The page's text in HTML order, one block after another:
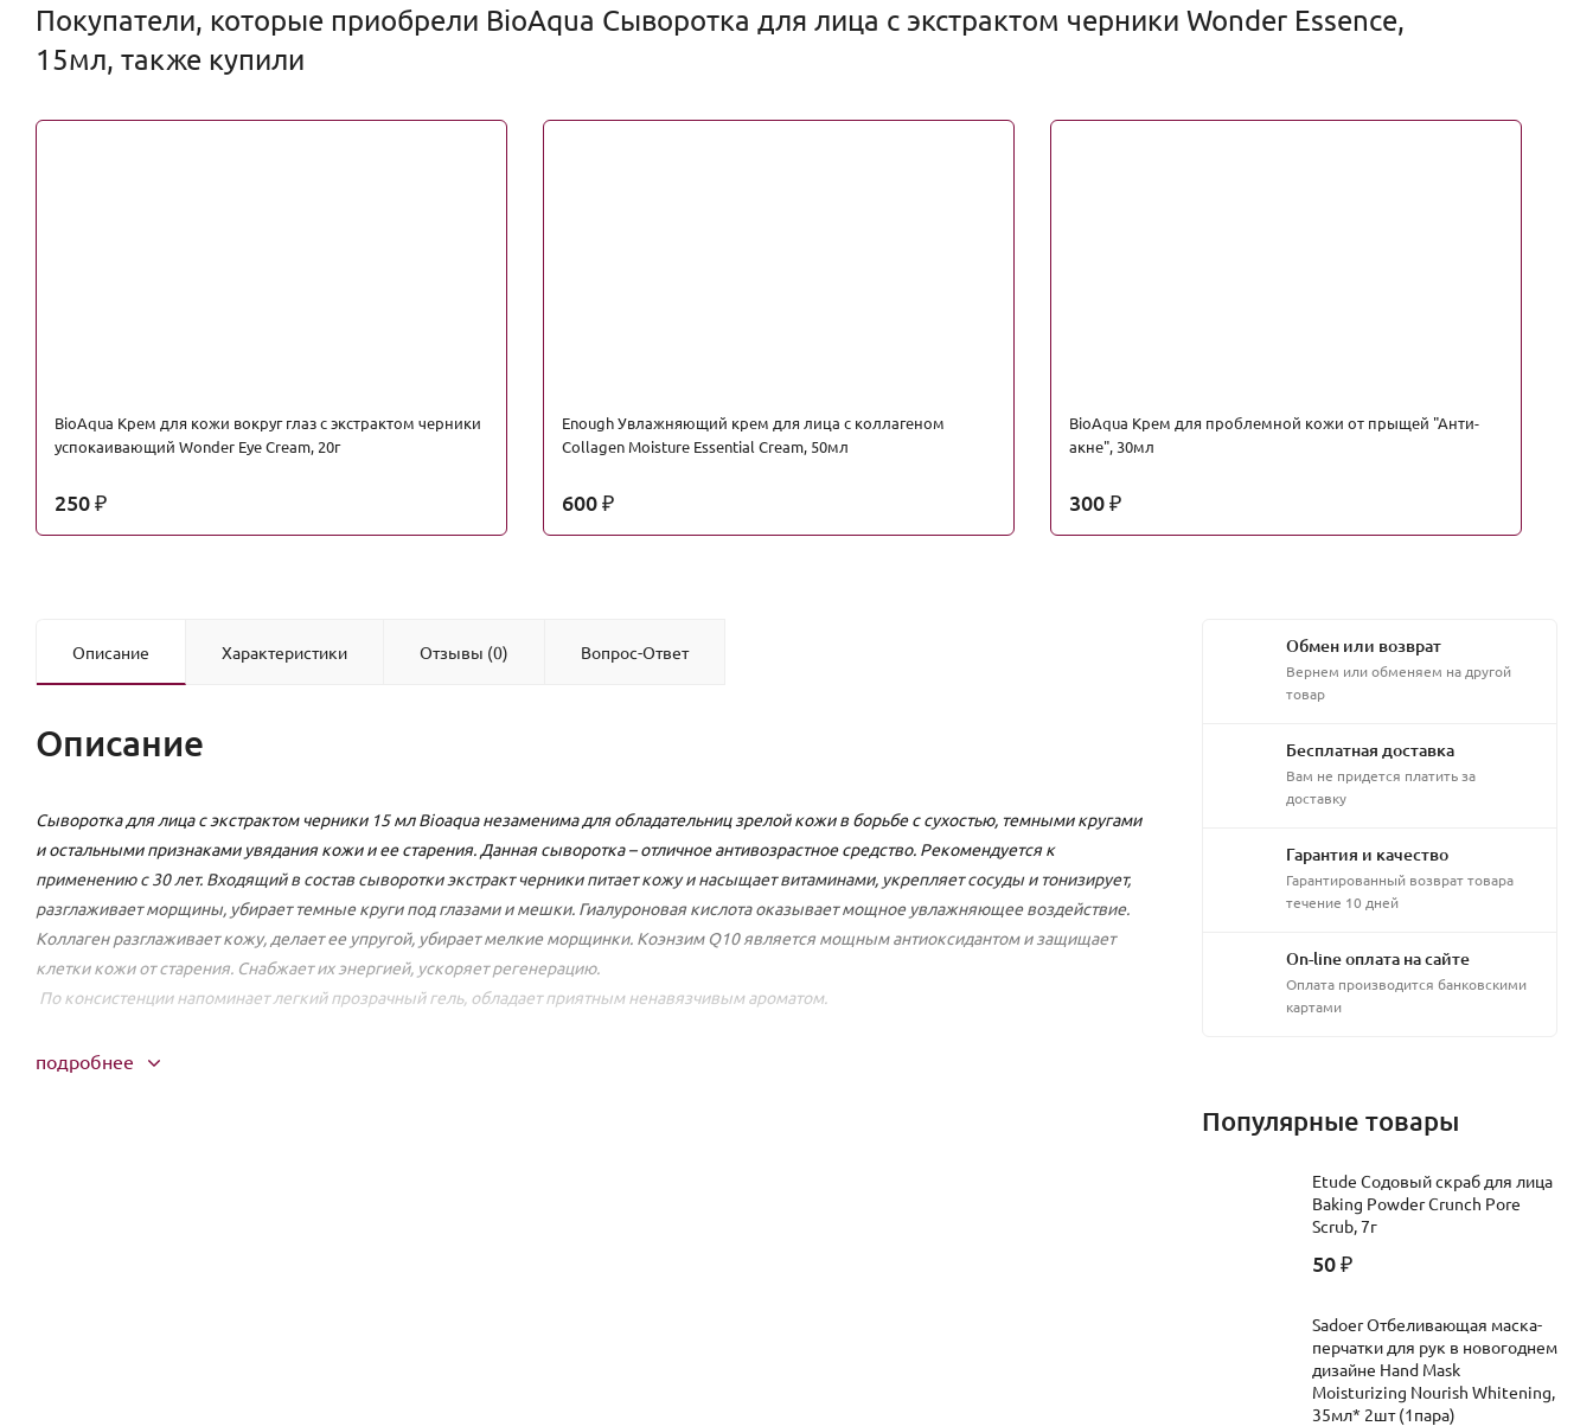
Покупатели, которые приобрели BioAqua Сыворотка для лица с экстрактом черники Wonder Essence,
15мл, также купили
BioAqua Крем для кожи вокруг глаз с экстрактом черники
успокаивающий Wonder Eye Cream, 20г
250 ₽
Enough Увлажняющий крем для лица с коллагеном
Collagen Moisture Essential Cream, 50мл
600 ₽
BioAqua Крем для проблемной кожи от прыщей "Анти-
акне", 30мл
300 ₽
Описание Характеристики Отзывы (0) Вопрос-Ответ
Описание
Сыворотка для лица с экстрактом черники 15 мл Bioaqua незаменима для обладательниц зрелой кожи в борьбе с сухостью, темными кругами
и остальными признаками увядания кожи и ее старения. Данная сыворотка – отличное антивозрастное средство. Рекомендуется к
применению с 30 лет. Входящий в состав сыворотки экстракт черники питает кожу и насыщает витаминами, укрепляет сосуды и тонизирует,
разглаживает морщины, убирает темные круги под глазами и мешки. Гиалуроновая кислота оказывает мощное увлажняющее воздействие.
Коллаген разглаживает кожу, делает ее упругой, убирает мелкие морщинки. Коэнзим Q10 является мощным антиоксидантом и защищает
клетки кожи от старения. Снабжает их энергией, ускоряет регенерацию.
По консистенции напоминает легкий прозрачный гель, обладает приятным ненавязчивым ароматом.
Способ применения:
подробнее
Обмен или возврат
Вернем или обменяем на другой
товар
Бесплатная доставка
Вам не придется платить за
доставку
Гарантия и качество
Гарантированный возврат товара
течение 10 дней
On-line оплата на сайте
Оплата производится банковскими
картами
Популярные товары
Etude Содовый скраб для лица
Baking Powder Crunch Pore
Scrub, 7г
50 ₽
Sadoer Отбеливающая маска-
перчатки для рук в новогоднем
дизайне Hand Mask
Moisturizing Nourish Whitening,
35мл* 2шт (1пара)